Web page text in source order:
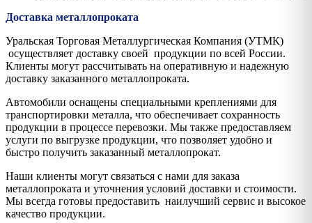
Доставка металлопроката
Уральская Торговая Металлургическая Компания (УТМК)
осуществляет доставку своей продукции по всей России.
Клиенты могут рассчитывать на оперативную и надежную
доставку заказанного металлопроката.
Автомобили оснащены специальными креплениями для
транспортировки металла, что обеспечивает сохранность
продукции в процессе перевозки. Мы также предоставляем
услуги по выгрузке продукции, что позволяет удобно и
быстро получить заказанный металлопрокат.
Наши клиенты могут связаться с нами для заказа
металлопроката и уточнения условий доставки и стоимости.
Мы всегда готовы предоставить наилучший сервис и высокое
качество продукции.